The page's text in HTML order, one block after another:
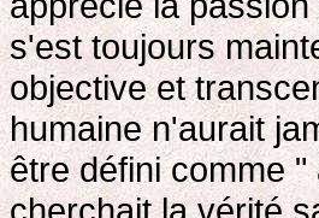
s'est toujours
objective et
humaine n'aurait
être défini comme